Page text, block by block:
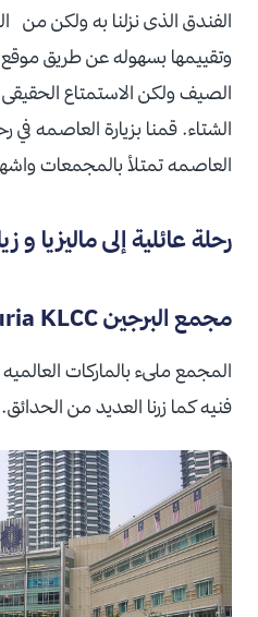
الفندق الذى نزلنا به ولكن من
وتقييمها بسهوله عن طريق
الصيف ولكن الاستمتاع
الشتاء. قمنا بزيارة العاصمه في
العاصمه تمتلأ بالمجمعات
رحلة عائلية إلى ماليزيا و
مجمع البرجين Suria KLCC:
المجمع ملىء بالماركات
فنيه كما زرنا العديد من الحدائق.